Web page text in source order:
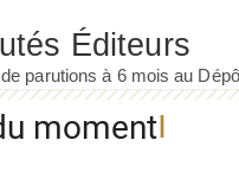
moment